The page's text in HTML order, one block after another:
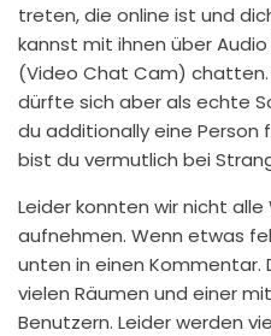
treten, die online ist und
kannst mit ihnen über
(Video Chat Cam)
dürfte sich aber als echte
du additionally eine
bist du vermutlich bei
Leider konnten wir nicht alle
aufnehmen. Wenn etwas
unten in einen Kommentar.
vielen Räumen und einer
Benutzern. Leider werden